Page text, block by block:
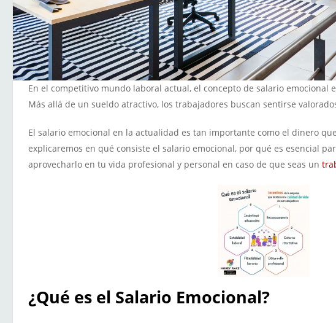
En el competitivo mundo laboral actual, el concepto de salario emocional
Más allá de un sueldo atractivo, los trabajadores buscan sentirse
El salario emocional en la actualidad es tan importante como el dinero
explicaremos en qué consiste el salario emocional, por qué es esencial
aprovecharlo en tu vida profesional y personal en caso de que seas un
¿Qué es el Salario Emocional?